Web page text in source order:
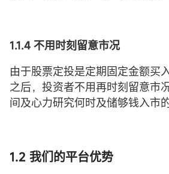
1.1.4 不用时刻留意市况
由于股票定投是定期固定金额买
之后，投资者不用再时刻留意市
间及心力研究何时及储够钱入市
1.2 我们的平台优势